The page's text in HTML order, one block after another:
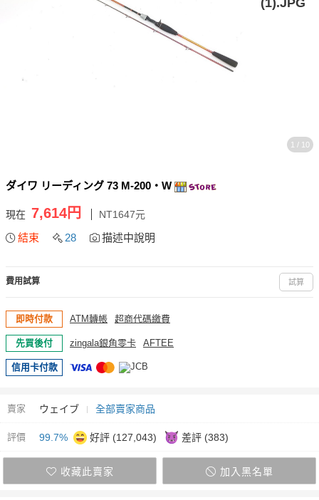
1 / 10
(1).JPG
ダイワ リーディング 73 M-200・W
現在 7,614円 NT1647元
結束 28 描述中說明
費用試算 試算
即時付款 ATM轉帳 超商代碼繳費
先買後付 zingala銀角零卡 AFTEE
信用卡付款
賣家 ウェイブ 全部賣家商品
評價 99.7% 好評 (127,043) 差評 (383)
收藏此賣家 加入黑名單